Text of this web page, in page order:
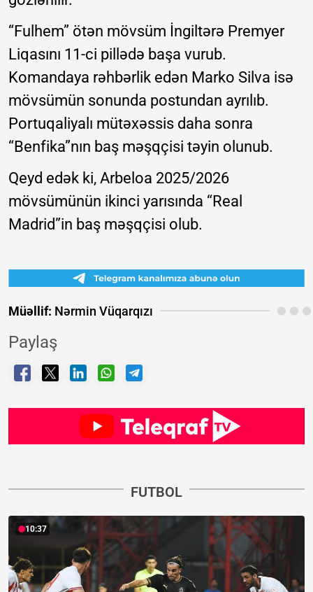
“Fulhem” ötən mövsüm İngiltərə Premyer
Liqasını 11-ci pillədə başa vurub.
Komandaya rəhbərlik edən Marko Silva isə
mövsümün sonunda postundan ayrılıb.
Portuqaliyalı mütəxəssis daha sonra
“Benfika”nın baş məşqçisi təyin olunub.
Qeyd edək ki, Arbeloa 2025/2026
mövsümünün ikinci yarısında “Real
Madrid”in baş məşqçisi olub.
Müəllif: Nərmin Vüqarqızı
Paylaş
FUTBOL
10:37